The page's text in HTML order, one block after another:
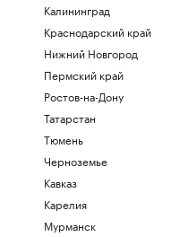
Калининград
Краснодарский край
Нижний Новгород
Пермский край
Ростов-на-Дону
Татарстан
Тюмень
Черноземье
Кавказ
Карелия
Мурманск